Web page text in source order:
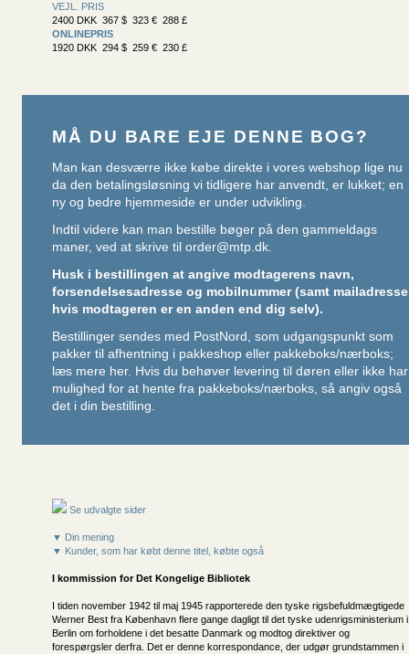
VEJL. PRIS
2400 DKK 367 $ 323 € 288 £
ONLINEPRIS
1920 DKK 294 $ 259 € 230 £
MÅ DU BARE EJE DENNE BOG?
Man kan desværre ikke købe direkte i vores webshop lige nu
da den betalingsløsning vi tidligere har anvendt, er lukket; en
ny og bedre hjemmeside er under udvikling.
Indtil videre kan man bestille bøger på den gammeldags
maner, ved at skrive til order@mtp.dk.
Husk i bestillingen at angive modtagerens navn,
forsendelsesadresse og mobilnummer (samt mailadresse
hvis modtageren er en anden end dig selv).
Bestillinger sendes med PostNord, som udgangspunkt som
pakker til afhentning i pakkeshop eller pakkeboks/nærboks;
læs mere her. Hvis du behøver levering til døren eller ikke har
mulighed for at hente fra pakkeboks/nærboks, så angiv også
det i din bestilling.
Se udvalgte sider
▼ Din mening
▼ Kunder, som har købt denne titel, købte også
I kommission forDet Kongelige Bibliotek
I tiden november 1942 til maj 1945 rapporterede den tyske rigsbefuldmægtigede
Werner Best fra København flere gange dagligt til det tyske udenrigsministerium i
Berlin om forholdene i det besatte Danmark og modtog direktiver og
forespørgsler derfra. Det er denne korrespondance, der udgør grundstammen i